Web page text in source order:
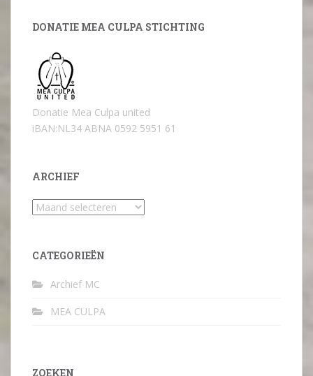
DONATIE MEA CULPA STICHTING
Donatie Mea Culpa united
iBAN:NL34 ABNA 0592 5951 61
ARCHIEF
Archief
CATEGORIEËN
Archief MC
MEA CULPA
ZOEKEN